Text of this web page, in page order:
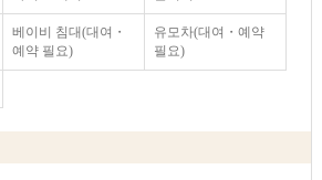
베이비 침대(대여・
예약 필요)
유모차(대여・예약
필요)